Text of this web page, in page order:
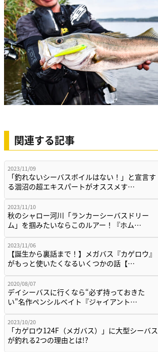
関連する記事
2023/11/09
「釣れないシーバスボイルはない！」と宣言す
る涸沼の超エキスパートがオススメす…
2023/11/10
秋のシャロー河川「ランカーシーバスドリー
ム」を掴みたいならこのルアー！『ホム…
2023/11/06
【誕生から裏話まで！】メガバス『カゲロウ』
がもっと使いたくなるいくつかの話【…
2020/08/07
デイシーバスに行くなら“必ず持っておきた
い”名作ペンシルベイト『ジャイアント…
2023/10/20
「カゲロウ124F（メガバス）」に大型シーバス
が釣れる2つの理由とは!?